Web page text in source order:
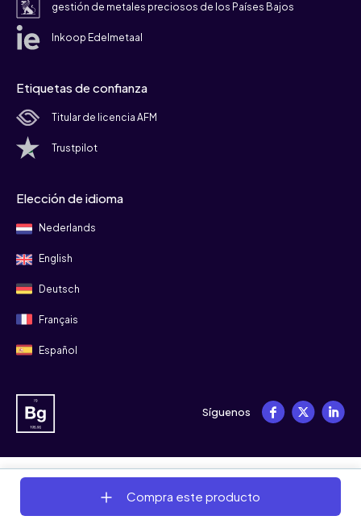
gestión de metales preciosos de los Países Bajos
Inkoop Edelmetaal
Etiquetas de confianza
Titular de licencia AFM
Trustpilot
Elección de idioma
Nederlands
English
Deutsch
Français
Español
Síguenos
Compra este producto